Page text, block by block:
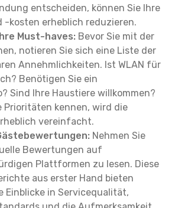
entscheiden, können Sie Ihre
-kosten erheblich reduzieren.
Must-haves: Bevor Sie mit der
notieren Sie sich eine Liste der
Annehmlichkeiten. Ist WLAN für
Benötigen Sie ein
Sind Ihre Haustiere willkommen?
Prioritäten kennen, wird die
vereinfacht.
Nehmen Sie
Bewertungen auf
Plattformen zu lesen. Diese
aus erster Hand bieten
Einblicke in Servicequalität,